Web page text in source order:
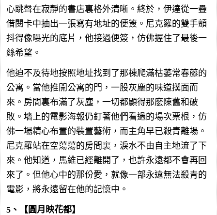
心跳聲在寂靜的書店裏格外清晰。終於，伊達從一疊
借閱卡中抽出一張寫有地址的便簽。尼克羅的雙手顫
抖得像曝光的底片，他接過便簽，仿佛握住了最後一
絲希望。
他迫不及待地按照地址找到了那棟爬滿枯萎常春藤的
公寓。當他推開公寓的門，一股灰塵的味道撲面而
來。房間裏布滿了灰塵，一切都顯得那麽陳舊和破
敗。墻上的電影海報仍釘著他們看過的場次票根，仿
佛一場精心布置的裝置藝術，而主角早已殺青離場。
尼克羅站在空蕩蕩的房間裏，淚水不由自主地流了下
來。他知道，馬維已經離開了，也許永遠都不會再回
來了。但他心中的那份愛，就像一部永遠無法殺青的
電影，將永遠留在他的記憶中。
5、【圓月映花都】